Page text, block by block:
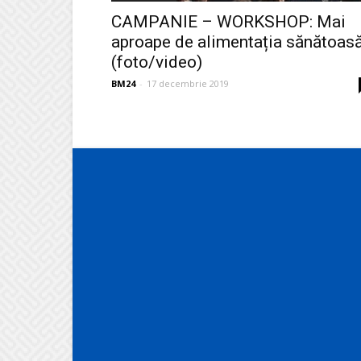
CAMPANIE – WORKSHOP: Mai
aproape de alimentația
(foto/video)
BM24 - 17 decembrie 2019